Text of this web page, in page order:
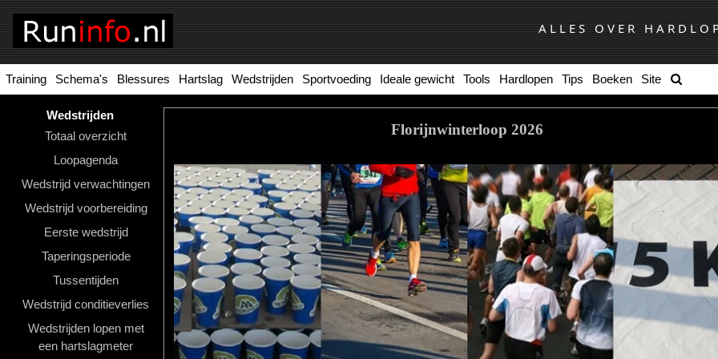
ALLES OVER
Training Schema's Blessures Hartslag Wedstrijden Sportvoeding Ideale gewicht Tools Hardlopen Tips Boeken Site
Wedstrijden
Totaal overzicht
Loopagenda
Wedstrijd verwachtingen
Wedstrijd voorbereiding
Eerste wedstrijd
Taperingsperiode
Tussentijden
Wedstrijd conditieverlies
Wedstrijden lopen met
een hartslagmeter
Homepage
Hardloopschema's
Hardloopblessures
Wedstrijden
Sportvoeding
Florijnwinterloop 2026